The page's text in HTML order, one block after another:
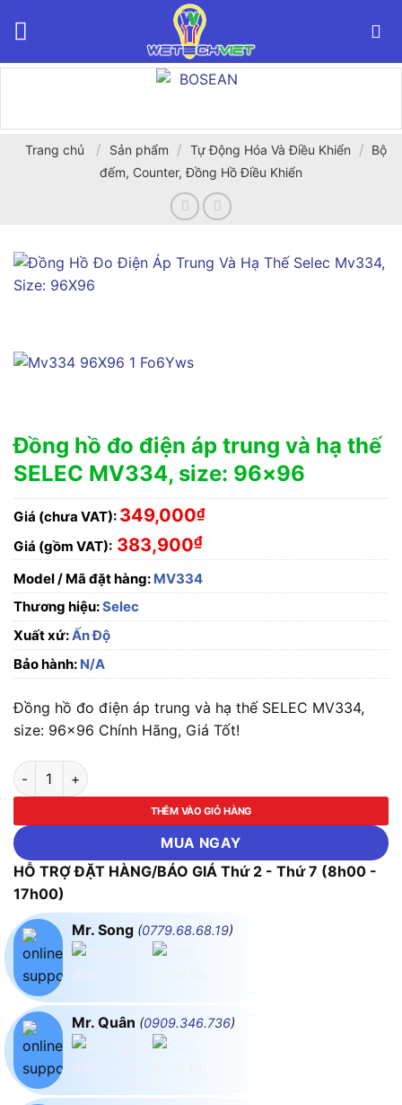
Trang chủ / Sản phẩm / Tự Động Hóa Và Điều Khiển / Bộ
đếm, Counter, Đồng Hồ Điều Khiển
Đồng hồ đo điện áp trung và hạ thế
SELEC MV334, size: 96×96
Giá (chưa VAT): 349,000₫
Giá (gồm VAT): 383,900₫
Model / Mã đặt hàng: MV334
Thương hiệu:Selec
Xuất xứ:Ấn Độ
Bảo hành: N/A
Đồng hồ đo điện áp trung và hạ thế SELEC MV334,
size: 96×96 Chính Hãng, Giá Tốt!
Đồng hồ đo điện áp trung và hạ thế SELEC MV334, size:
THÊM VÀO GIỎ HÀNG
MUA NGAY
HỖ TRỢ ĐẶT HÀNG/BÁO GIÁ Thứ 2 - Thứ 7 (8h00 -
17h00)
Mr. Song (0779.68.68.19)
Mr. Quân (0909.346.736)